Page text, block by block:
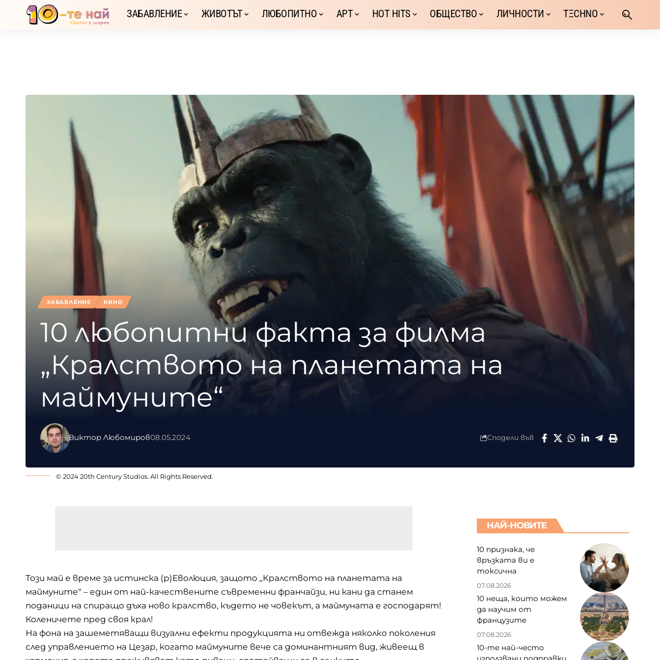
ЗАБАВЛЕНИЕ ЖИВОТЪТ ЛЮБОПИТНО АРТ HOT HITS ОБЩЕСТВО ЛИЧНОСТИ TΞCHNO
ЗАБАВЛЕНИЕ КИНО
10 любопитни факта за филма
„Кралството на планетата на
маймуните“
Виктор Любомиров08.05.2024 Сподели във
© 2024 20th Century Studios. All Rights Reserved.
Този май е време за истинска (р)Еволюция, защото „Кралството на планетата на
маймуните“ – един от най-качествените съвременни франчайзи, ни кани да станем
поданици на спиращо дъха ново кралство, където не човекът, а маймуната е господарят!
Коленичете пред своя крал!
На фона на зашеметяващи визуални ефекти продукцията ни отвежда няколко поколения
след управлението на Цезар, когато маймуните вече са доминантният вид, живеещ в
НАЙ-НОВИТЕ
10 признака, че
връзката ви е
токсична
07.08.2026
10 неща, които можем
да научим от
французите
07.08.2026
10-те най-често